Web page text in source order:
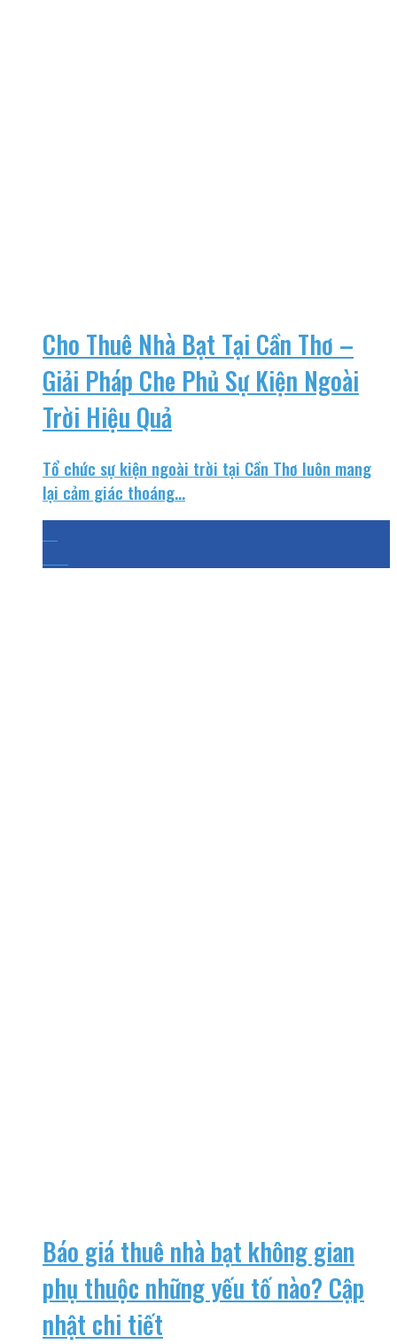
Cho Thuê Nhà Bạt Tại Cần Thơ –
Giải Pháp Che Phủ Sự Kiện Ngoài
Trời Hiệu Quả
Tổ chức sự kiện ngoài trời tại Cần Thơ luôn mang
lại cảm giác thoáng...
Báo giá thuê nhà bạt không gian
phụ thuộc những yếu tố nào? Cập
nhật chi tiết